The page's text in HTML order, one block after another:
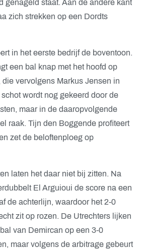
genageld staat. Aan de andere kant
zich strekken op een Dordts
in het eerste bedrijf de boventoon.
een bal knap met het hoofd op
vervolgens Markus Jensen in
wordt nog gekeerd door de
maar in de daaropvolgende
raak. Tijn den Boggende profiteert
zet de beloftenploeg op
laten het daar niet bij zitten. Na
El Arguioui de score na een
de achterlijn, waardoor het 2-0
zit op rozen. De Utrechters lijken
van Demircan op een 3-0
maar volgens de arbitrage gebeurt